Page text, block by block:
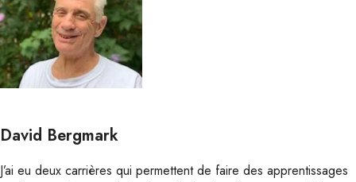
David Bergmark
J’ai eu deux carrières qui permettent de faire des apprentissages